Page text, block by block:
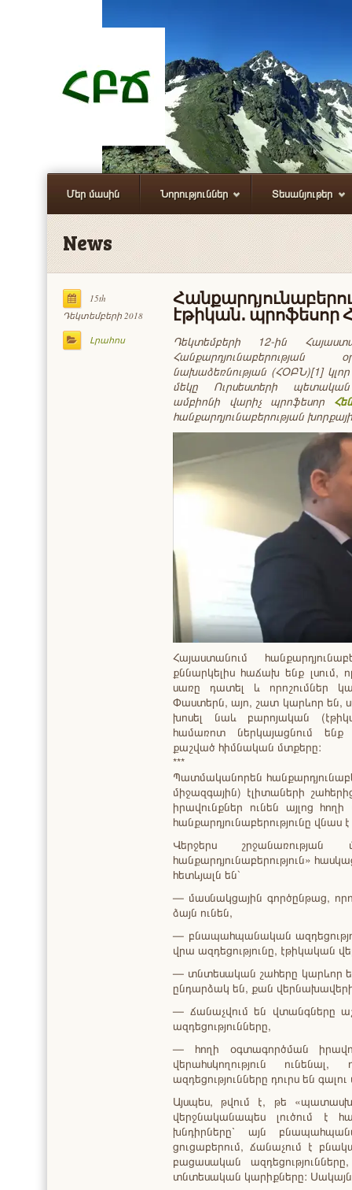
Մեր մասին Նորություններ Տեսանյութեր
News
15th
Դեկտեմբերի 2018
Լրահոս
էթիկան․ պրոֆեսոր
Դեկտեմբերի 12-ին
Հանքարդյունաբերության
նախաձեռնության (ՀՕԲՆ)[1] կլոր
մեկը Ուրսեստերի պետական
ամբիոնի վարիչ պրոֆեսոր
հանքարդյունաբերության
Հայաստանում
քննարկելիս հաճախ ենք լսում,
սառը դատել և որոշումներ
Փաստերն, այո, շատ կարևոր են,
խոսել նաև բարոյական
համառոտ ներկայացնում
քաշված հիմնական մտքերը:
***
Պատմականորեն
միջազգային) էլիտաների
իրավունքներ ունեն այլոց
հանքարդյունաբերությունը
Վերջերս
հանքարդյունաբերություն»
հետևյալն են`
— մասնակցային գործընթաց,
ձայն ունեն,
— բնապահպանական
վրա ազդեցությունը, էթիկական
— տնտեսական շահերը կարևոր
ընդարձակ են, քան
— ճանաչվում են վտանգները
ազդեցությունները,
— հողի օգտագործման
վերահսկողություն ունենալ,
ազդեցությունները դուրս են
Այսպես, թվում է, թե
վերջնականապես լուծում է
խնդիրները՝ այն
ցուցաբերում, ճանաչում է
բացասական
տնտեսական կարիքները: Սակայն